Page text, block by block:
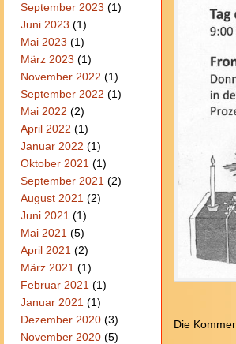
September 2023 (1)
Juni 2023 (1)
Mai 2023 (1)
März 2023 (1)
November 2022 (1)
September 2022 (1)
Mai 2022 (2)
April 2022 (1)
Januar 2022 (1)
Oktober 2021 (1)
September 2021 (2)
August 2021 (2)
Juni 2021 (1)
Mai 2021 (5)
April 2021 (2)
März 2021 (1)
Februar 2021 (1)
Januar 2021 (1)
Dezember 2020(3)
November 2020(5)
Die